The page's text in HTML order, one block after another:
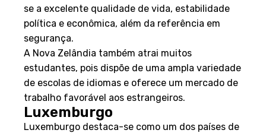
se a excelente qualidade de vida, estabilidade
política e econômica, além da referência em
segurança.
A Nova Zelândia também atrai muitos
estudantes, pois dispõe de uma ampla variedade
de escolas de idiomas e oferece um mercado de
trabalho favorável aos estrangeiros.
Luxemburgo
Luxemburgo destaca-se como um dos países de